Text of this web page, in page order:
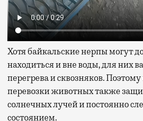
Хотя байкальские нерпы могут
находиться и вне воды, для них
перегрева и сквозняков.
перевозки животных также
солнечных лучей и постоянно
состоянием.